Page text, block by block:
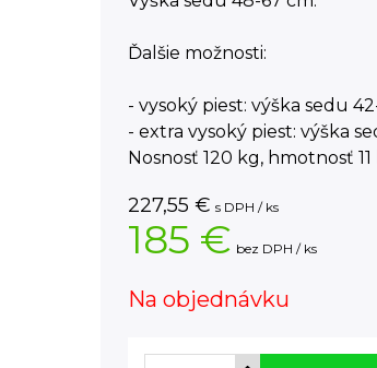
Ďalšie možnosti:
- vysoký piest: výška sedu
- extra vysoký piest: výška
Nosnosť 120 kg, hmotnosť
227,55 € s DPH / ks
185 € bez DPH / ks
Na objednávku